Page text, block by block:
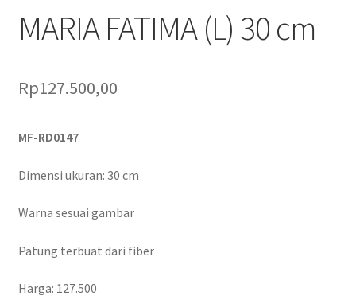
MARIA FATIMA (L) 30 cm
Rp127.500,00
MF-RD0147
Dimensi ukuran: 30 cm
Warna sesuai gambar
Patung terbuat dari fiber
Harga: 127.500